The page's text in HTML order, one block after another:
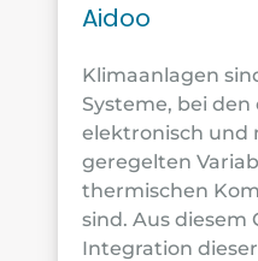
Aidoo
Klimaanlagen
Systeme, bei den
elektronisch und
geregelten
thermischen
sind. Aus diesem
Integration